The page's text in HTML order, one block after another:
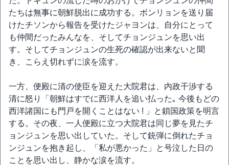
たちは無事に朝鮮脱出に成功する。ボンリョンを送り届
けたチソンから報告を受けたジャヨンは、自分にとって
も仲間だったみんなを、そしてチョンジュンを思い出
す。そしてチョンジュンの生死の確認が出来ないと聞
き、こらえ切れずに涙を流す。
一方、便殿に清の使臣を迎えた大院君は、内政干渉する
清に怒り「朝鮮はすでに西洋人を追い払った｡ 今後もどの
西洋諸国にも門戸を開くことはない ! 」と鎖国政策を明言
する。その夜、一人便殿に立つ大院君は同じ夢を見たチ
ョンジュンを思い出していた。そして銃弾に倒れたチョ
ンジュンを抱き起し、「私が悪かった」と号泣した日の
ことを思い出し、静かな涙を流す。